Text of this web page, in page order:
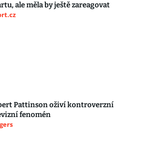
ale měla by ještě zareagovat
Pattinson oživí kontroverzní
fenomén